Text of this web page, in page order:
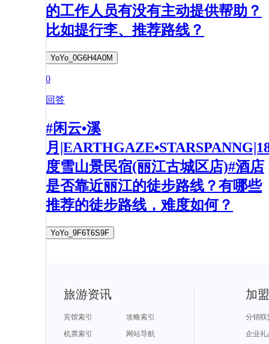
的工作人员有没有主动提供帮助？
比如提行李、推荐路线？
YoYo_0G6H4A0M
0
回答
#闲云•溪
月
度雪山景民宿(丽江古城区店)#酒店
是否靠近丽江的徒步路线？有哪些
推荐的徒步路线，难度如何？
YoYo_9F6T6S9F
旅游资讯
宾馆索引
攻略索引
机票索引
网站导航
加
分销联
企业礼